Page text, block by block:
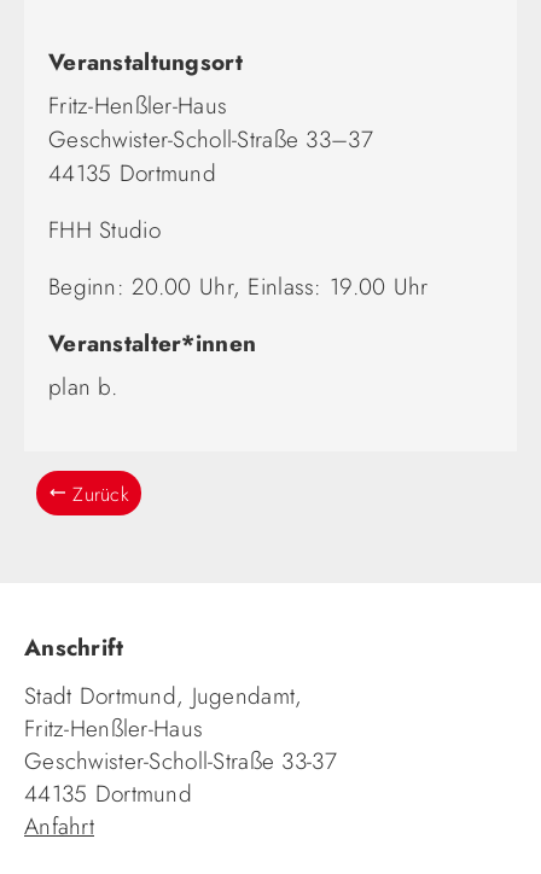
Veranstaltungsort
Fritz-Henßler-Haus
Geschwister-Scholl-Straße 33–37
44135 Dortmund
FHH Studio
Beginn: 20.00 Uhr, Einlass: 19.00 Uhr
Veranstalter*innen
plan b.
Zurück
Anschrift
Stadt Dortmund, Jugendamt,
Fritz-Henßler-Haus
Geschwister-Scholl-Straße 33-37
44135 Dortmund
Anfahrt